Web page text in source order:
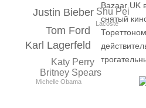
Justin Bieber
Tom Ford
Karl Lagerfeld
Shu Pei
Katy Perry
Britney Spears
Michelle Obama
Lacoste
Bazaar UK
снятый